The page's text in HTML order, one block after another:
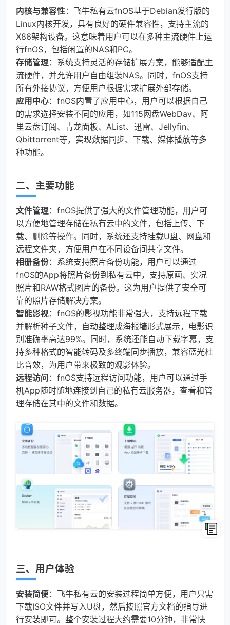
内核与兼容性：飞牛私有云fnOS基于Debian发行版的
Linux内核开发，具有良好的硬件兼容性，支持主流的
X86架构设备。这意味着用户可以在多种主流硬件上运
行fnOS，包括闲置的NAS和PC。
存储管理 ：系统支持灵活的存储扩展方案，能够适配主
流硬件，并允许用户自由组装NAS。同时，fnOS支持
所有外接协议，方便用户根据需求扩展外部存储。
应用中心：fnOS内置了应用中心，用户可以根据自己
的需求选择安装不同的应用，如115网盘WebDav、阿
里云盘订阅、青龙面板、AList、迅雷、Jellyfin、
Qbittorrent等，实现数据同步、下载、媒体播放等多
种功能。
二、主要功能
文件管理 ：fnOS提供了强大的文件管理功能，用户可
以方便地管理存储在私有云中的文件，包括上传、下
载、删除等操作。同时，系统还支持挂载U盘、网盘和
远程文件夹，方便用户在不同设备间共享文件。
相册备份：系统支持照片备份功能，用户可以通过
fnOS的App将照片备份到私有云中，支持原画、实况
照片和RAW格式图片的备份。这为用户提供了安全可
靠的照片存储解决方案。
智能影视：fnOS的影视功能非常强大，支持远程下载
并解析种子文件，自动整理成海报墙形式展示，电影识
别准确率高达99%。同时，系统还能自动下载字幕，支
持多种格式的智能转码及多终端同步播放，兼容蓝光杜
比音效，为用户带来极致的观影体验。
远程访问 ：fnOS支持远程访问功能，用户可以通过手
机App随时随地连接到自己的私有云服务器，查看和管
理存储在其中的文件和数据。
三、用户体验
安装简便：飞牛私有云的安装过程简单方便，用户只需
下载ISO文件并写入U盘，然后按照官方文档的指导进
行安装即可。整个安装过程大约需要10分钟，非常快